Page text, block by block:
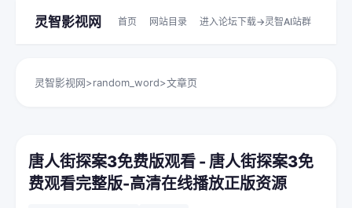
灵智影视网 首页 网站目录 进入论坛下载->灵智AI站群
灵智影视网>random_word>文章页
唐人街探案3免费版观看 - 唐人街探案3免
费观看完整版-高清在线播放正版资源